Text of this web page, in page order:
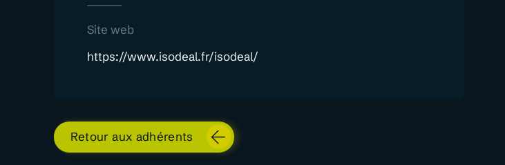
Site web
https://www.isodeal.fr/isodeal/
Retour aux adhérents